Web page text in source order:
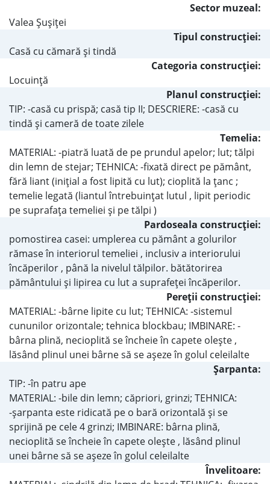
Sector muzeal:
Valea Şuşiţei
Tipul construcţiei:
Casă cu cămară şi tindă
Categoria construcţiei:
Locuinţă
Planul construcţiei:
TIP: -casă cu prispă; casă tip II; DESCRIERE: -casă cu
tindă şi cameră de toate zilele
Temelia:
MATERIAL: -piatră luată de pe prundul apelor; lut; tălpi
din lemn de stejar; TEHNICA: -fixată direct pe pământ,
fără liant (iniţial a fost lipită cu lut); cioplită la ţanc ;
temelie legată (liantul întrebuinţat lutul , lipit periodic
pe suprafaţa temeliei şi pe tălpi )
Pardoseala construcţiei:
pomostirea casei: umplerea cu pământ a golurilor
rămase în interiorul temeliei , inclusiv a interiorului
încăperilor , până la nivelul tălpilor. bătătorirea
pământului şi lipirea cu lut a suprafeţei încăperilor.
Pereţii construcţiei:
MATERIAL: -bârne lipite cu lut; TEHNICA: -sistemul
cununilor orizontale; tehnica blockbau; IMBINARE: -
bârna plină, necioplită se încheie în capete oleşte ,
lăsând plinul unei bârne să se aşeze în golul celeilalte
Şarpanta:
TIP: -în patru ape
MATERIAL: -bile din lemn; căpriori, grinzi; TEHNICA:
-şarpanta este ridicată pe o bară orizontală şi se
sprijină pe cele 4 grinzi; IMBINARE: bârna plină,
necioplită se încheie în capete oleşte , lăsând plinul
unei bârne să se aşeze în golul celeilalte
Învelitoare: